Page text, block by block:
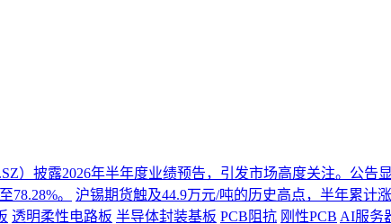
）披露2026年半年度业绩预告，引发市场高度关注。公告
。
沪锡期货触及44.9万元/吨的历史高点，半年累计涨
透明柔性电路板 半导体封装基板 PCB阻抗 刚性PCB AI服务